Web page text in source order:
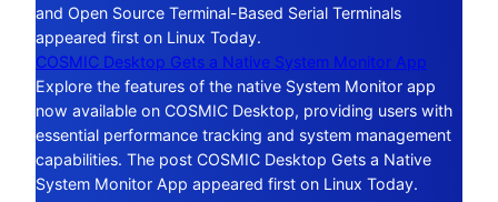
and Open Source Terminal-Based Serial Terminals
appeared first on Linux Today.
COSMIC Desktop Gets a Native System Monitor App
Explore the features of the native System Monitor app
now available on COSMIC Desktop, providing users with
essential performance tracking and system management
capabilities. The post COSMIC Desktop Gets a Native
System Monitor App appeared first on Linux Today.